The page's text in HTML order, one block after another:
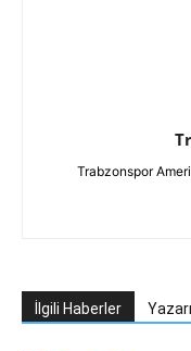
Trabzonspor
İlgili Haberler